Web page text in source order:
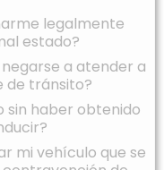
legalmente
estado?
a atender a
de tránsito?
sin haber obtenido
mi vehículo que se